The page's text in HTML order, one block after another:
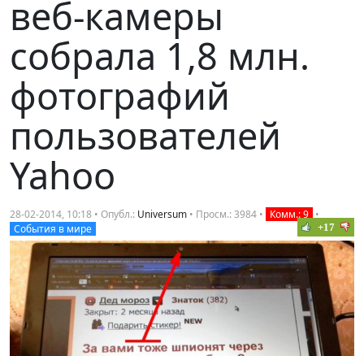
веб-камеры
собрала 1,8 млн.
фотографий
пользователей
Yahoo
28-02-2014, 10:18 • Опубл.: Universum • Просм.: 3984 • Комм.: 9 •
События в мире
+17